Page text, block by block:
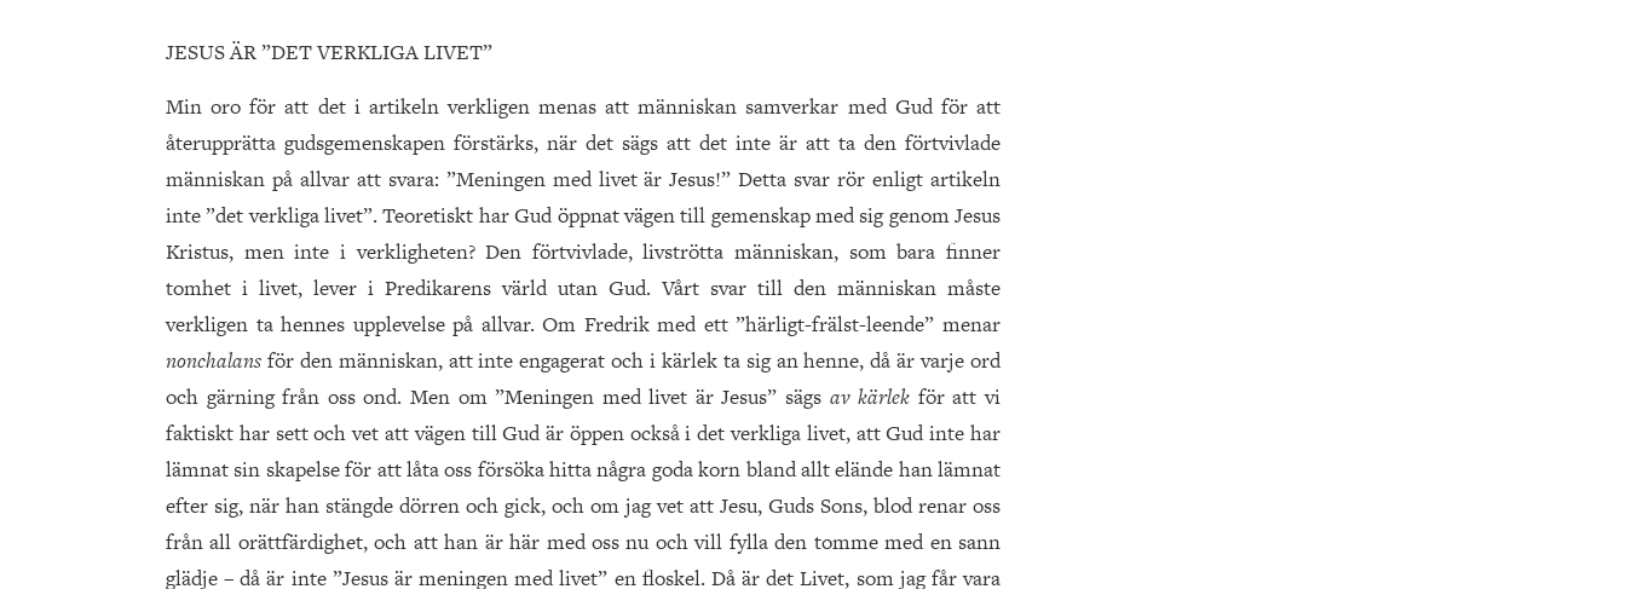
JESUS ÄR ”DET VERKLIGA LIVET”
Min oro för att det i artikeln verkligen menas att människan samverkar med Gud för att
återupprätta gudsgemenskapen förstärks, när det sägs att det inte är att ta den förtvivlade
människan på allvar att svara: ”Meningen med livet är Jesus!” Detta svar rör enligt artikeln
inte ”det verkliga livet”. Teoretiskt har Gud öppnat vägen till gemenskap med sig genom Jesus
Kristus, men inte i verkligheten? Den förtvivlade, livströtta människan, som bara finner
tomhet i livet, lever i Predikarens värld utan Gud. Vårt svar till den människan måste
verkligen ta hennes upplevelse på allvar. Om Fredrik med ett ”härligt-frälst-leende” menar
nonchalans för den människan, att inte engagerat och i kärlek ta sig an henne, då är varje ord
och gärning från oss ond. Men om ”Meningen med livet är Jesus” sägs av kärlek för att vi
faktiskt har sett och vet att vägen till Gud är öppen också i det verkliga livet, att Gud inte har
lämnat sin skapelse för att låta oss försöka hitta några goda korn bland allt elände han lämnat
efter sig, när han stängde dörren och gick, och om jag vet att Jesu, Guds Sons, blod renar oss
från all orättfärdighet, och att han är här med oss nu och vill fylla den tomme med en sann
glädje – då är inte ”Jesus är meningen med livet” en floskel. Då är det Livet, som jag får vara